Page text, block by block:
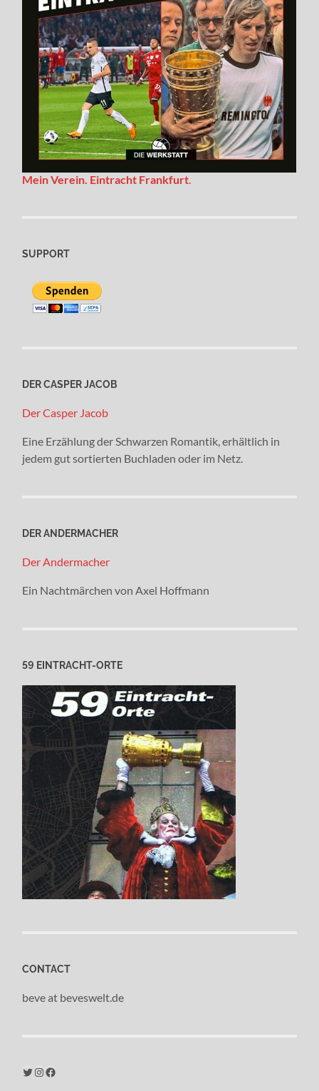
Mein Verein. Eintracht Frankfurt.
SUPPORT
DER CASPER JACOB
Der Casper Jacob
Eine Erzählung der Schwarzen Romantik, erhältlich in
jedem gut sortierten Buchladen oder im Netz.
DER ANDERMACHER
Der Andermacher
Ein Nachtmärchen von Axel Hoffmann
59 EINTRACHT-ORTE
CONTACT
beve at beveswelt.de
Twitter Instagram Facebook